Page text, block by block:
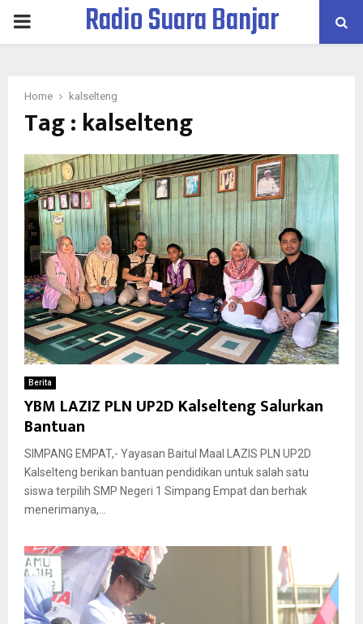
PRIMARYRadio Suara Banjar
Home kalselteng
Tag : kalselteng
Berita
YBM LAZIZ PLN UP2D Kalselteng Salurkan
Bantuan
SIMPANG EMPAT,- Yayasan Baitul Maal LAZIS PLN UP2D
Kalselteng berikan bantuan pendidikan untuk salah satu
siswa terpilih SMP Negeri 1 Simpang Empat dan berhak
menerimanya,...